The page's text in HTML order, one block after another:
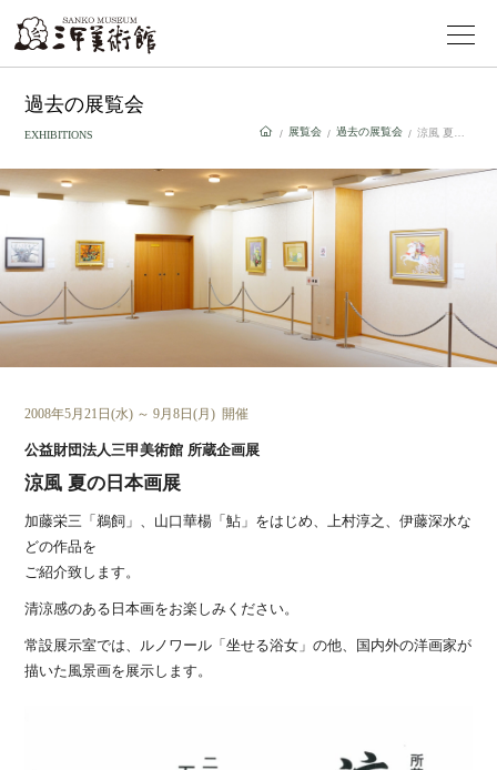
過去の展覧会
EXHIBITIONS / 展覧会/ 過去の展覧会/
2008年5月21日(水) ～ 9月8日(月) 開催
公益財団法人三甲美術館 所蔵企画展
涼風 夏の日本画展
加藤栄三「鵜飼」、山口華楊「鮎」をはじめ、上村淳之、伊藤深水な
どの作品を
ご紹介致します。
清涼感のある日本画をお楽しみください。
常設展示室では、ルノワール「坐せる浴女」の他、国内外の洋画家が
描いた風景画を展示します。